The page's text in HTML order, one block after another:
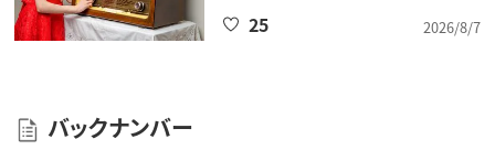
2026/8/7
25
バックナンバー